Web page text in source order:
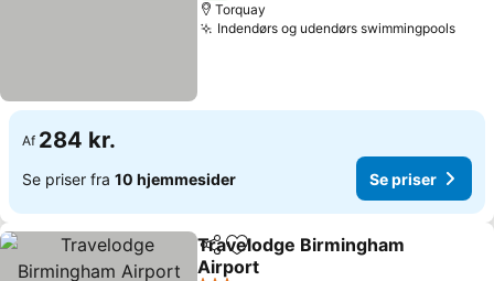
Torquay
Indendørs og udendørs swimmingpools
Af 284 kr.
Se priser fra 10 hjemmesider Se priser
Del Føj til favoritter
Travelodge Birmingham
Airport